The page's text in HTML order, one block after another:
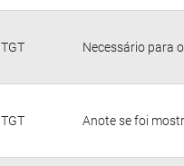
TGT Necessário para
TGT Anote se foi